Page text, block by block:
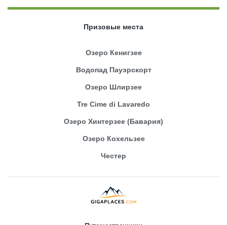
Призовые места
Озеро Кенигзее
Водопад Пауэрскорт
Озеро Шлирзее
Tre Cime di Lavaredo
Озеро Хинтерзее (Бавария)
Озеро Кохельзее
Честер